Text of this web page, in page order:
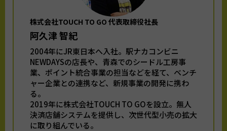
株式会社TOUCH TO GO 代表取締役社長
阿久津 智紀
2004年にJR東日本へ入社。駅ナカコンビニ
NEWDAYSの店長や、青森でのシードル工房事
業、ポイント統合事業の担当などを経て、ベンチ
ャー企業との連携など、新規事業の開発に携わ
る。
2019年に株式会社TOUCH TO GOを設立。無人
決済店舗システムを提供し、次世代型小売の拡大
に取り組んでいる。